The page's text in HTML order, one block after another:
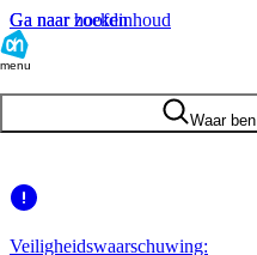
Ga naar hoofdinhoud
Ga naar zoeken
menu
Waar
Veiligheidswaarschuwing: